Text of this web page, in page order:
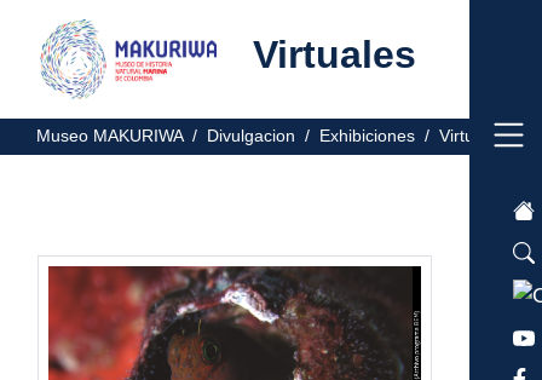
Virtuales
Museo MAKURIWA / Divulgacion / Exhibiciones / Virtuales /